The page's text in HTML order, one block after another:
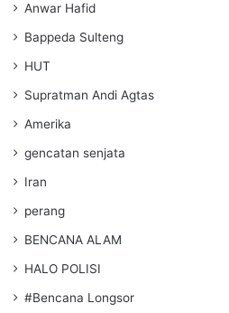
Anwar Hafid
Bappeda Sulteng
HUT
Supratman Andi Agtas
Amerika
gencatan senjata
Iran
perang
BENCANA ALAM
HALO POLISI
#Bencana Longsor